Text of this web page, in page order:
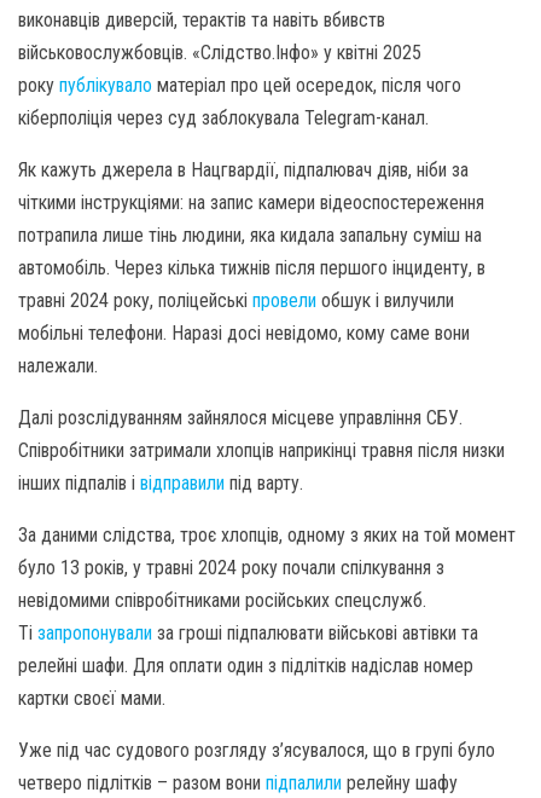
виконавців диверсій, терактів та навіть вбивств
військовослужбовців. «Слідство.Інфо» у квітні 2025
року публікувало матеріал про цей осередок, після чого
кіберполіція через суд заблокувала Telegram-канал.
Як кажуть джерела в Нацгвардії, підпалювач діяв, ніби за
чіткими інструкціями: на запис камери відеоспостереження
потрапила лише тінь людини, яка кидала запальну суміш на
автомобіль. Через кілька тижнів після першого інциденту, в
травні 2024 року, поліцейські провели обшук і вилучили
мобільні телефони. Наразі досі невідомо, кому саме вони
належали.
Далі розслідуванням зайнялося місцеве управління СБУ.
Співробітники затримали хлопців наприкінці травня після низки
інших підпалів і відправили під варту.
За даними слідства, троє хлопців, одному з яких на той момент
було 13 років, у травні 2024 року почали спілкування з
невідомими співробітниками російських спецслужб.
Ті запропонували за гроші підпалювати військові автівки та
релейні шафи. Для оплати один з підлітків надіслав номер
картки своєї мами.
Уже під час судового розгляду з’ясувалося, що в групі було
четверо підлітків – разом вони підпалили релейну шафу